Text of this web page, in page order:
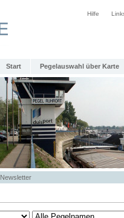
Hilfe
Start Pegelauswahl über Karte
Newsletter